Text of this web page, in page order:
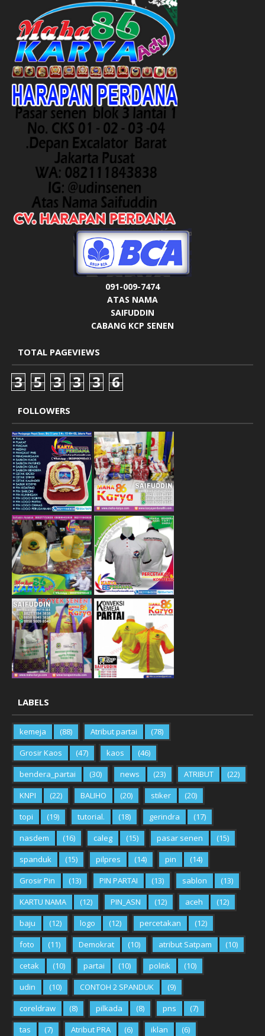
091-009-7474
ATAS NAMA
SAIFUDDIN
CABANG KCP SENEN
TOTAL PAGEVIEWS
3 5 3 3 3 6
FOLLOWERS
LABELS
kemeja (88) Atribut partai
(78)
Grosir Kaos
(47) kaos
(46)
bendera_partai
(30) news (23) ATRIBUT
(22)
KNPI
(22) BALIHO (20) stiker
(20)
topi
(19) tutorial. (18) gerindra
(17)
nasdem
(16) caleg (15) pasar senen
(15)
spanduk
(15) pilpres (14) pin
(14)
Grosir Pin
(13) PIN PARTAI (13) sablon
(13)
KARTU NAMA
(12) PIN_ASN (12) aceh
(12)
baju
(12) logo (12) percetakan
(12)
foto
(11) Demokrat (10) atribut Satpam
(10)
cetak
(10) partai (10) politik
(10)
udin
(10) CONTOH 2 SPANDUK
(9)
coreldraw
(8) pilkada (8) pns
(7)
tas
(7) Atribut PRA (6) iklan (6)